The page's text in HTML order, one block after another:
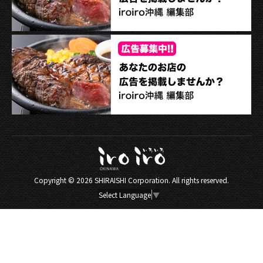
Copyright ©2026 SHIRAISHI Corporation. All rights reserved.
Select Language ▼